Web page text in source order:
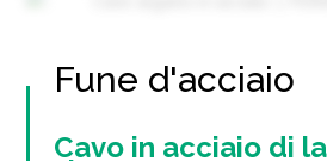
Fune d'acciaio
Cavo in acciaio di